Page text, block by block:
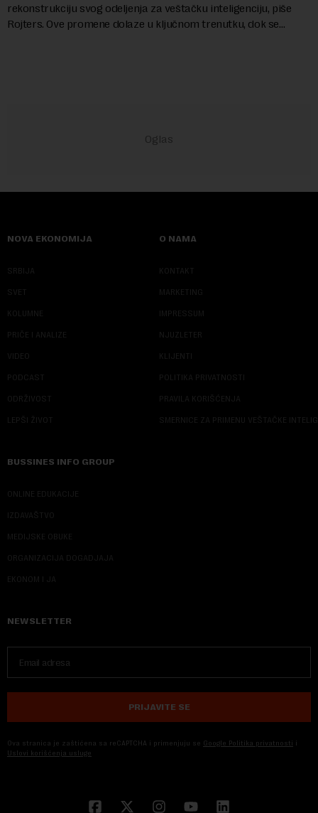
rekonstrukciju svog odeljenja za veštačku inteligenciju, piše
Rojters. Ove promene dolaze u ključnom trenutku, dok se
NOVA EKONOMIJA
SRBIJA
SVET
KOLUMNE
PRIČE I ANALIZE
VIDEO
PODCAST
ODRŽIVOST
LEPŠI ŽIVOT
O NAMA
KONTAKT
MARKETING
IMPRESSUM
NJUZLETER
KLIJENTI
POLITIKA PRIVATNOSTI
PRAVILA KORIŠĆENJA
SMERNICE ZA PRIMENU VEŠTAČKE
BUSSINES INFO GROUP
ONLINE EDUKACIJE
IZDAVAŠTVO
MEDIJSKE OBUKE
ORGANIZACIJA DOGADJAJA
EKONOM I JA
NEWSLETTER
PRIJAVITE SE
Ova stranica je zaštićena sa reCAPTCHA i primenjuju se Google Politika privatnosti i
Uslovi korišćenja usluge